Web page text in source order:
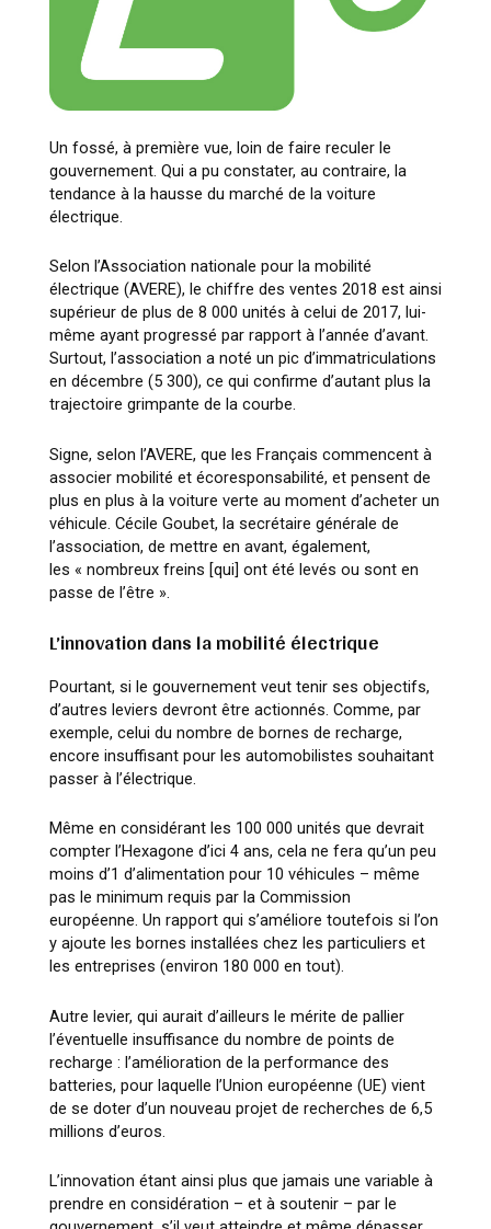
Un fossé, à première vue, loin de faire reculer le
gouvernement. Qui a pu constater, au contraire, la
tendance à la hausse du marché de la voiture
électrique.
Selon l’Association nationale pour la mobilité
électrique (AVERE), le chiffre des ventes 2018 est ainsi
supérieur de plus de 8 000 unités à celui de 2017, lui-
même ayant progressé par rapport à l’année d’avant.
Surtout, l’association a noté un pic d’immatriculations
en décembre (5 300), ce qui confirme d’autant plus la
trajectoire grimpante de la courbe.
Signe, selon l’AVERE, que les Français commencent à
associer mobilité et écoresponsabilité, et pensent de
plus en plus à la voiture verte au moment d’acheter un
véhicule. Cécile Goubet, la secrétaire générale de
l’association, de mettre en avant, également,
les « nombreux freins [qui] ont été levés ou sont en
passe de l’être ».
L’innovation dans la mobilité électrique
Pourtant, si le gouvernement veut tenir ses objectifs,
d’autres leviers devront être actionnés. Comme, par
exemple, celui du nombre de bornes de recharge,
encore insuffisant pour les automobilistes souhaitant
passer à l’électrique.
Même en considérant les 100 000 unités que devrait
compter l’Hexagone d’ici 4 ans, cela ne fera qu’un peu
moins d’1 d’alimentation pour 10 véhicules – même
pas le minimum requis par la Commission
européenne. Un rapport qui s’améliore toutefois si l’on
y ajoute les bornes installées chez les particuliers et
les entreprises (environ 180 000 en tout).
Autre levier, qui aurait d’ailleurs le mérite de pallier
l’éventuelle insuffisance du nombre de points de
recharge : l’amélioration de la performance des
batteries, pour laquelle l’Union européenne (UE) vient
de se doter d’un nouveau projet de recherches de 6,5
millions d’euros.
L’innovation étant ainsi plus que jamais une variable à
prendre en considération – et à soutenir – par le